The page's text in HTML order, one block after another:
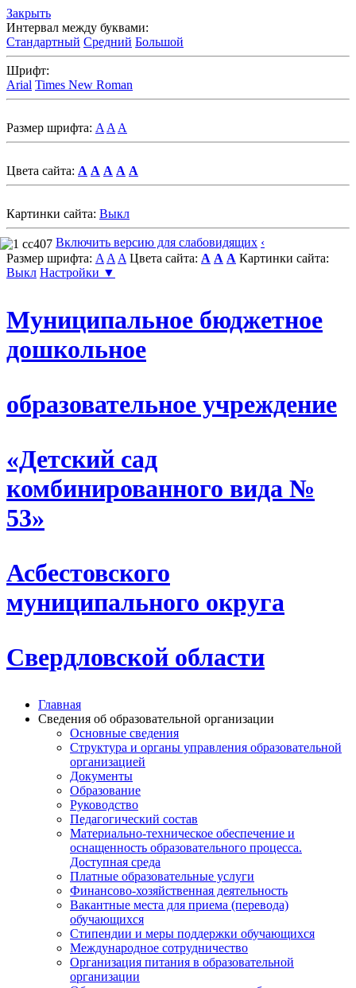
Закрыть
Интервал между буквами:
Стандартный Средний Большой
Шрифт:
Arial Times New Roman
Размер шрифта: A A A
Цвета сайта: A A A A A
Картинки сайта: Выкл
Включить версию для слабовидящих ‹
Размер шрифта: A A A Цвета сайта: A A A Картинки сайта:
Выкл Настройки ▼
Муниципальное бюджетное
дошкольное
образовательное учреждение
«Детский сад
комбинированного вида №
53»
Асбестовского
муниципального округа
Свердловской области
Главная
Сведения об образовательной организации
Основные сведения
Структура и органы управления образовательной
организацией
Документы
Образование
Руководство
Педагогический состав
Материально-техническое обеспечение и
оснащенность образовательного процесса.
Доступная среда
Платные образовательные услуги
Финансово-хозяйственная деятельность
Вакантные места для приема (перевода)
обучающихся
Стипендии и меры поддержки обучающихся
Международное сотрудничество
Организация питания в образовательной
организации